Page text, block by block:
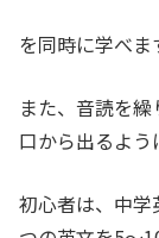
を同時に学べま
また、音読を
口から出るよう
初心者は、中